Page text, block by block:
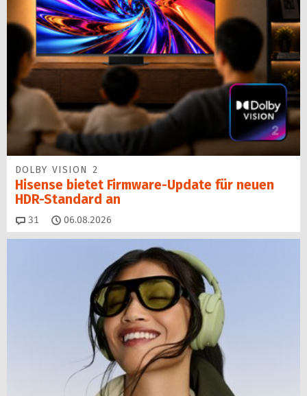
DOLBY VISION 2
Hisense bietet Firmware-Update für neuen
HDR-Standard an
31 Kommentare
06.08.2026